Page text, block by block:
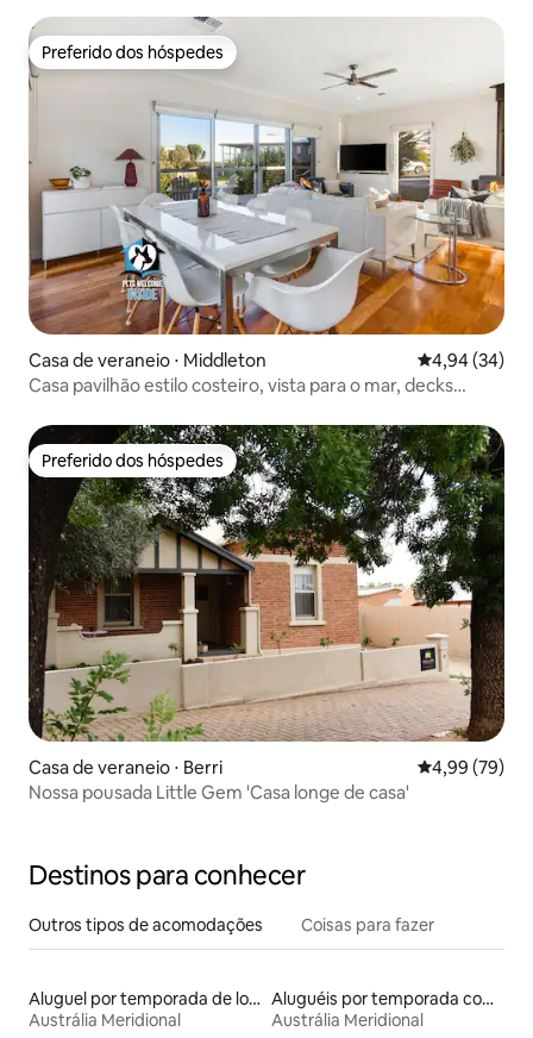
Preferido dos hóspedes
Preferido dos hóspedes
Casa de veraneio ⋅ Middleton 4,94 de uma
4,94 (34)
Casa pavilhão estilo costeiro, vista para o mar, decks
Preferido dos hóspedes
Preferido dos hóspedes
Casa de veraneio ⋅ Berri 4,99 de uma
4,99 (79)
Nossa pousada Little Gem 'Casa longe de casa'
Destinos para conhecer
Outros tipos de acomodações Coisas para fazer
Aluguel por temporada de lofts
Austrália Meridional
Aluguéis por temporada com suítes privativas
Austrália Meridional